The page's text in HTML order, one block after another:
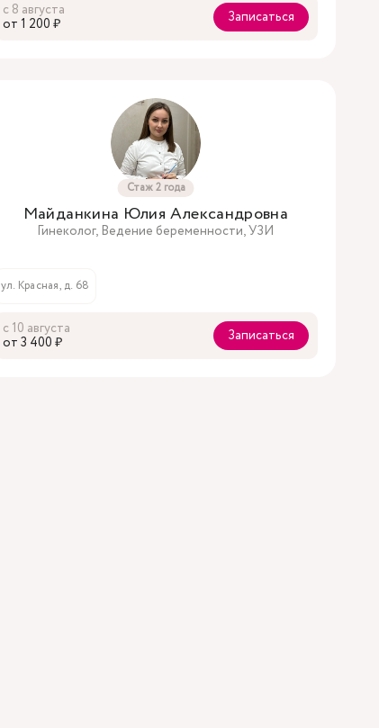
с 8 августа
oт 1 200 ₽
Записаться
Стаж 2 года
Майданкина Юлия Александровна
Гинеколог, Ведение беременности, УЗИ
ул. Красная, д. 68
с 10 августа
oт 3 400 ₽
Записаться